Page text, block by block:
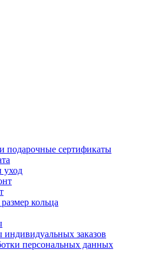
подарочные сертификаты
уход
кольца
заказов
персональных данных